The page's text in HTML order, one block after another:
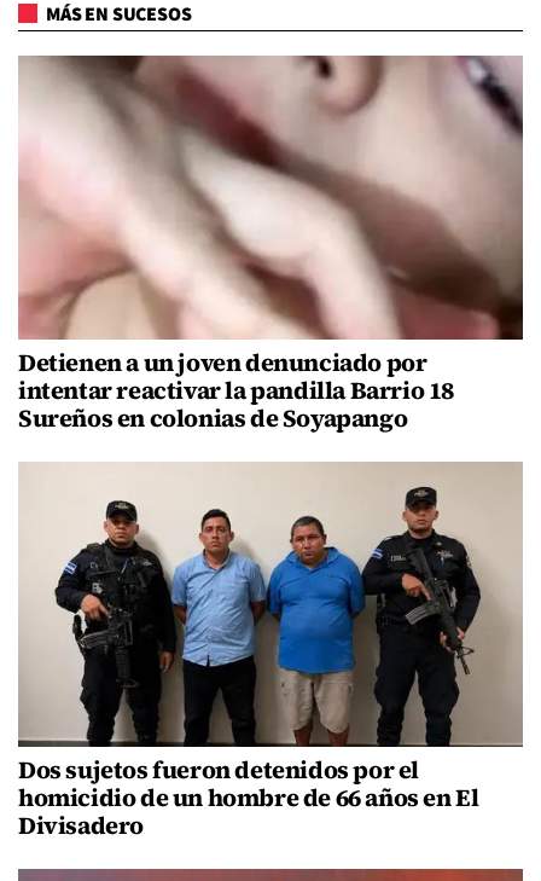
MÁS EN SUCESOS
Detienen a un joven denunciado por
intentar reactivar la pandilla Barrio 18
Sureños en colonias de Soyapango
Dos sujetos fueron detenidos por el
homicidio de un hombre de 66 años en El
Divisadero